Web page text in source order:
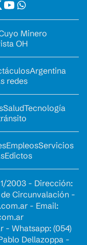
Minero
OH
Argentina
redes
SaludTecnología
EmpleosServicios
Edictos
2003 - Dirección:
de Circunvalación -
- Email:
- Whatsapp: (054)
Dellazoppa -